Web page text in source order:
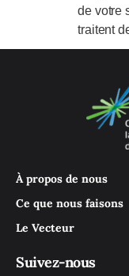
de votre
traitent
À propos de nous
Ce que nous faisons
Le Vecteur
Suivez-nous